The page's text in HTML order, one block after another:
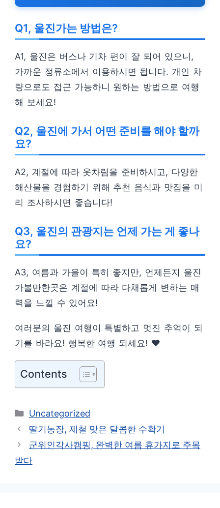
Q1, 울진가는 방법은?
A1, 울진은 버스나 기차 편이 잘 되어 있으니,
가까운 정류소에서 이용하시면 됩니다. 개인 차
량으로도 접근 가능하니 원하는 방법으로 여행
해 보세요!
Q2, 울진에 가서 어떤 준비를 해야 할까
요?
A2, 계절에 따라 옷차림을 준비하시고, 다양한
해산물을 경험하기 위해 추천 음식과 맛집을 미
리 조사하시면 좋습니다!
Q3, 울진의 관광지는 언제 가는 게 좋나
요?
A3, 여름과 가을이 특히 좋지만, 언제든지 울진
가볼만한곳은 계절에 따라 다채롭게 변하는 매
력을 느낄 수 있어요!
여러분의 울진 여행이 특별하고 멋진 추억이 되
기를 바라요! 행복한 여행 되세요! ❤️
Contents
카
테
리
Uncategorized
딸기농장, 제철 맞은 달콤한 수확기
군위인각사캠핑, 완벽한 여름 휴가지로 주목
받다